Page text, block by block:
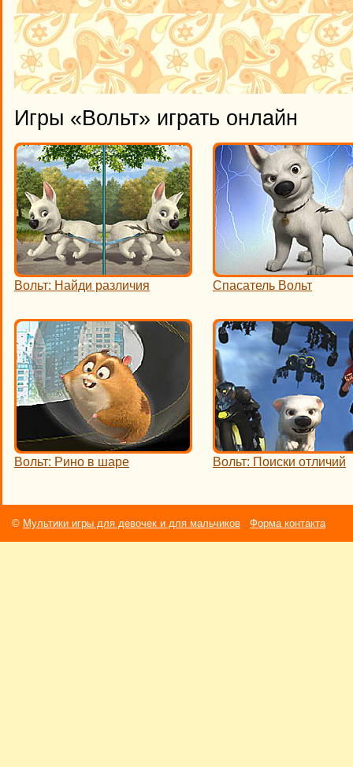
Игры «Вольт» играть онлайн
Вольт: Найди различия Спасатель Вольт
Вольт: Рино в шаре Вольт: Поиски отличий
© Мультики игры для девочек и для мальчиков Форма контакта